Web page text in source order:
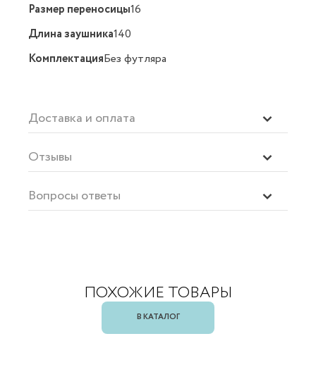
Размер переносицы16
Длина заушника140
КомплектацияБез футляра
Доставка и оплата
Отзывы
Вопросы ответы
ПОХОЖИЕ ТОВАРЫ
В КАТАЛОГ